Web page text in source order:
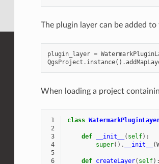
The plugin layer can be added
plugin_layer =
QgsProject . instance() .
When loading a project
1 class
2
3
def __init__ ( self):
4
super() . __init__ (
5
6
def createLayer( self):